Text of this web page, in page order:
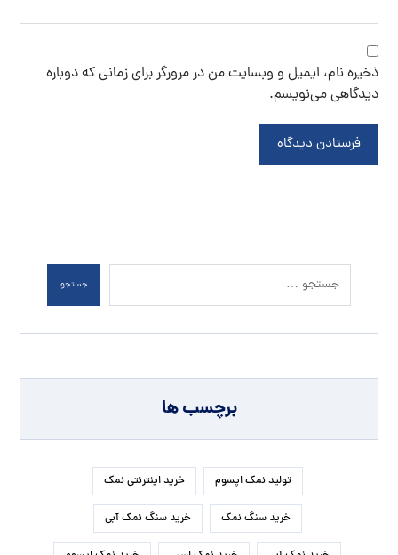
ذخیره نام، ایمیل و وبسایت من در مرورگر برای زمانی که دوباره
دیدگاهی می‌نویسم.
فرستادن دیدگاه
جستجو
برچسب ها
تولید نمک اپسوم خرید اینترنتی نمک
خرید سنگ نمک خرید سنگ نمک آبی